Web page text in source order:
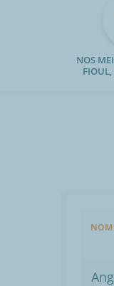
NOS
FIOUL,
NOM